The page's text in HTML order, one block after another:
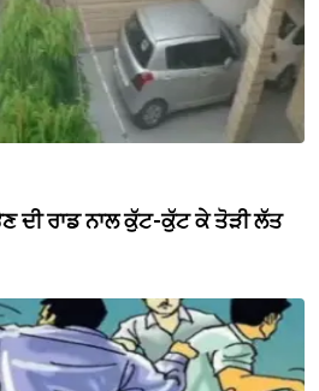
ਦੀ ਰਾਡ ਨਾਲ ਕੁੱਟ-ਕੁੱਟ ਕੇ ਤੋੜੀ ਲੱਤ